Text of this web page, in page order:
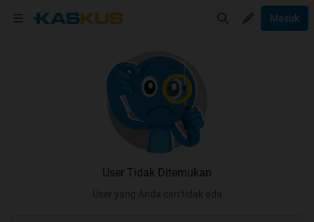
Masuk
User Tidak Ditemukan
User yang Anda cari tidak ada